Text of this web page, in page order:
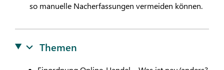
so manuelle Nacherfassungen vermeiden können.
Themen